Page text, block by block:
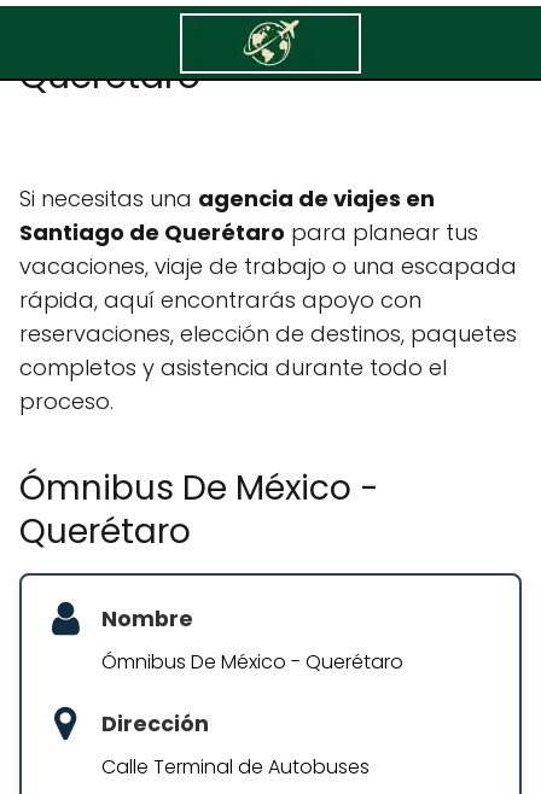
Ómnibus De México -
Querétaro
Si necesitas una agencia de viajes en
Santiago de Querétaro para planear tus
vacaciones, viaje de trabajo o una escapada
rápida, aquí encontrarás apoyo con
reservaciones, elección de destinos, paquetes
completos y asistencia durante todo el
proceso.
Ómnibus De México -
Querétaro
Nombre
Ómnibus De México - Querétaro
Dirección
Calle Terminal de Autobuses